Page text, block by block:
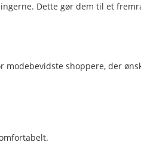
Dette gør dem til et
shoppere, der